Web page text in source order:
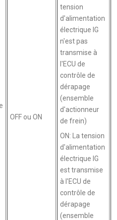
OFF ou ON
tension
d'alimentation
électrique IG
n'est pas
transmise à
l'ECU de
contrôle de
dérapage
(ensemble
d'actionneur
de frein)
ON: La tension
d'alimentation
électrique IG
est transmise
à l'ECU de
contrôle de
dérapage
(ensemble